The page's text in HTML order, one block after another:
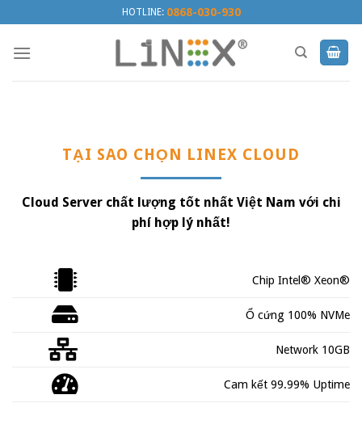
content
HOTLINE: 0868-030-930
TẠI SAO CHỌN LINEX CLOUD
Cloud Server chất lượng tốt nhất Việt Nam với chi
phí hợp lý nhất!
Chip Intel® Xeon®
Ổ cứng 100% NVMe
Network 10GB
Cam kết 99.99% Uptime